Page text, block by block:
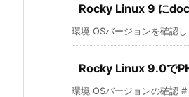
Rocky Linux 9 に
環境 OSバージョンを確認
Rocky Linux 9.0で
環境 OSバージョンの確